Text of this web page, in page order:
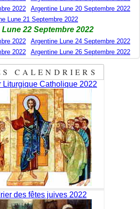
2022
Argentine Lune 20 Septembre 2022
Lune 21 Septembre 2022
22 Septembre 2022
2022
Argentine Lune 24 Septembre 2022
2022
Argentine Lune 26 Septembre 2022
CALENDRIERS
Liturgique Catholique 2022
des fêtes juives 2022